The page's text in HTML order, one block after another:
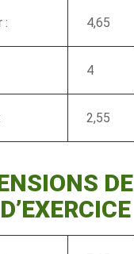
: 4,65
4
2,55